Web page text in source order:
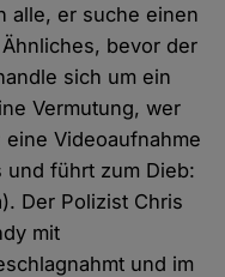
alle, er suche einen
bevor der
sich um ein
Vermutung, wer
Videoaufnahme
und führt zum Dieb:
Der Polizist Chris
mit
und im